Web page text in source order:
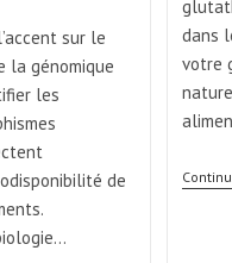
sur le
la génomique
les
de
dans
votre